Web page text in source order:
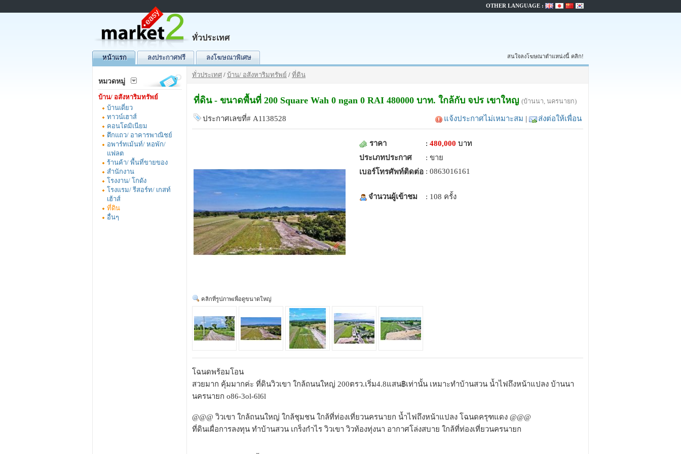
ทั่วประเทศ
สนใจลงโฆษณาตำแหน่งนี้ คลิก!
หน้าแรก ลงประกาศฟรี ลงโฆษณาพิเศษ
OTHER LANGUAGE :
หมวดหมู่
บ้าน/ อสังหาริมทรัพย์
บ้านเดี่ยว
ทาวน์เฮาส์
คอนโดมิเนียม
ตึกแถว/ อาคารพาณิชย์
อพาร์ทเม้นท์/ หอพัก/
แฟลต
ร้านค้า/ พื้นที่ขายของ
สำนักงาน
โรงงาน/ โกดัง
โรงแรม/ รีสอร์ท/ เกสท์
เฮ้าส์
ที่ดิน
อื่นๆ
ทั่วประเทศ / บ้าน/ อสังหาริมทรัพย์ / ที่ดิน
ที่ดิน - ขนาดพื้นที่ 200 Square Wah 0 ngan 0 RAI 480000 บาท. ใกล้กับ จปร เขาใหญ (บ้านนา, นครนายก)
ประกาศเลขที่# A1138528 แจ้งประกาศไม่เหมาะสม | ส่งต่อให้เพื่อน
ราคา : 480,000 บาท
ประเภทประกาศ
: ขาย
เบอร์โทรศัพท์ติดต่อ : 0863016161
จำนวนผู้เข้าชม : 108 ครั้ง
คลิกที่รูปภาพเพื่อดูขนาดใหญ่
โฉนดพร้อมโอน
สวยมาก คุ้มมากค่ะ ที่ดินวิวเขา ใกล้ถนนใหญ่ 200ตรว.เริ่ม4.8แสน฿เท่านั้น เหมาะทำบ้านสวน น้ำไฟถึงหน้าแปลง บ้านนา
นครนายก o86-3ol-6l6l
@@@ วิวเขา ใกล้ถนนใหญ่ ใกล้ชุมชน ใกล้ที่ท่องเที่ยวนครนายก น้ำไฟถึงหน้าแปลง โฉนดครุฑแดง @@@
ที่ดินเผื่อการลงทุน ทำบ้านสวน เกร็งกำไร วิวเขา วิวท้องทุ่งนา อากาศโล่งสบาย ใกล้ที่ท่องเที่ยวนครนายก